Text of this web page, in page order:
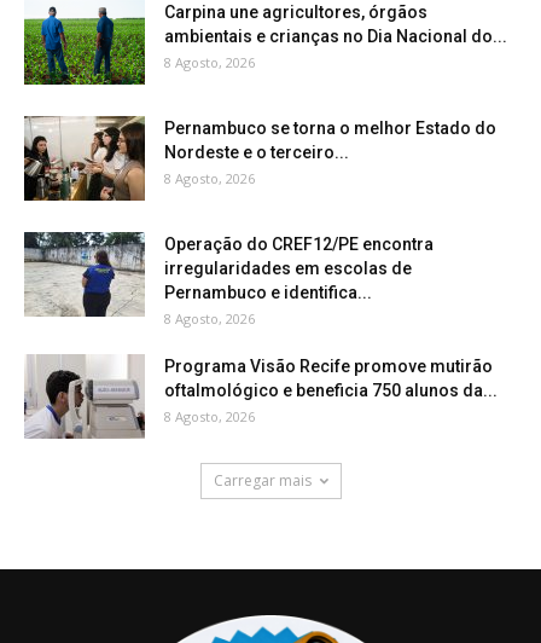
Carpina une agricultores, órgãos
ambientais e crianças no Dia Nacional do...
8 Agosto, 2026
Pernambuco se torna o melhor Estado do
Nordeste e o terceiro...
8 Agosto, 2026
Operação do CREF12/PE encontra
irregularidades em escolas de
Pernambuco e identifica...
8 Agosto, 2026
Programa Visão Recife promove mutirão
oftalmológico e beneficia 750 alunos da...
8 Agosto, 2026
Carregar mais